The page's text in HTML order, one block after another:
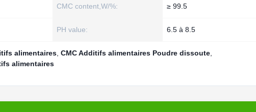
CMC content,W/%: ≥ 99.5
PH value: 6.5 à 8.5
alimentaires CMC Additifs alimentaires Poudre dissoute
alimentaires